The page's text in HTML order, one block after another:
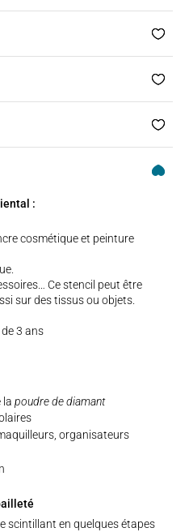
:
cosmétique et peinture
Ce stencil peut être
sur des tissus ou objets.
3 ans
la poudre de diamant
organisateurs
scintillant en quelques étapes